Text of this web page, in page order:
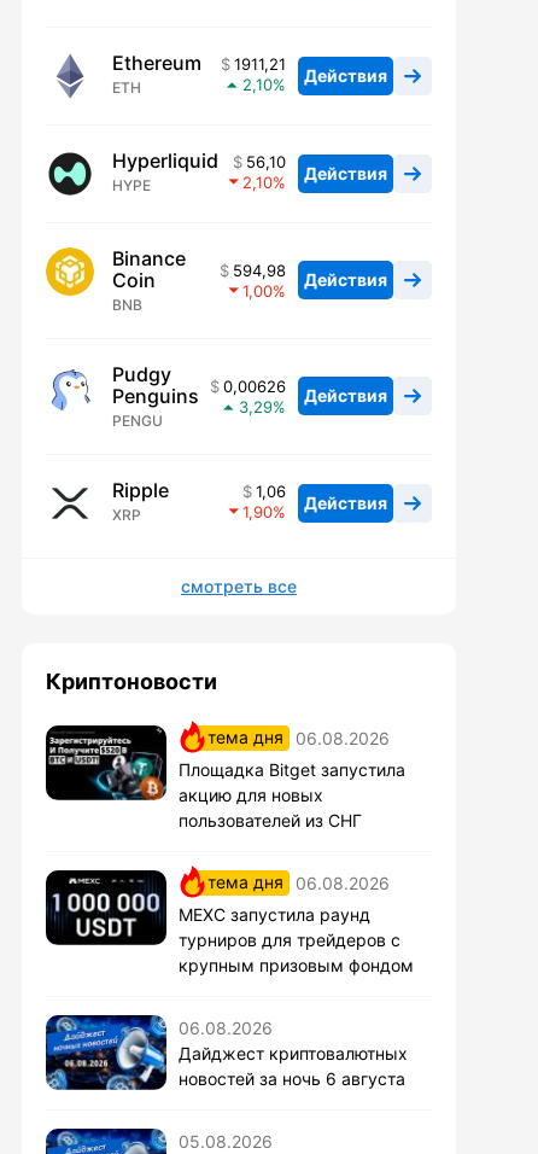
Ethereum
ETH
1911,21
2,10
Действия
Hyperliquid
HYPE
56,10
2,10
Действия
Binance
Coin
BNB
594,98
1,00
Действия
Pudgy
Penguins
PENGU
0,00626
3,29
Действия
Ripple
XRP
1,06
1,90
Действия
смотреть все
Криптоновости
тема дня
06.08.2026
Площадка Bitget запустила
акцию для новых
пользователей из СНГ
тема дня
06.08.2026
MEXC запустила раунд
турниров для трейдеров с
крупным призовым фондом
06.08.2026
Дайджест криптовалютных
новостей за ночь 6 августа
05.08.2026